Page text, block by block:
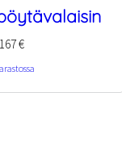
167€